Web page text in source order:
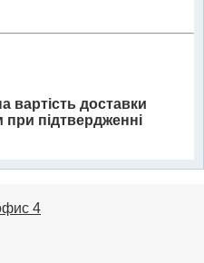
вартість доставки
підтвердженні
4